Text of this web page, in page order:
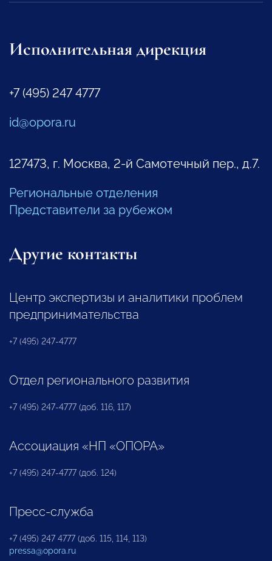
Исполнительная дирекция
+7 (495) 247 4777
id@opora.ru
127473, г. Москва, 2-й Самотечный пер., д.7.
Региональные отделения
Представители за рубежом
Другие контакты
Центр экспертизы и аналитики проблем
предпринимательства
+7 (495) 247-4777
Отдел регионального развития
+7 (495) 247-4777 (доб. 116, 117)
Ассоциация «НП «ОПОРА»
+7 (495) 247-4777 (доб. 124)
Пресс-служба
+7 (495) 247 4777 (доб. 115, 114, 113)
pressa@opora.ru